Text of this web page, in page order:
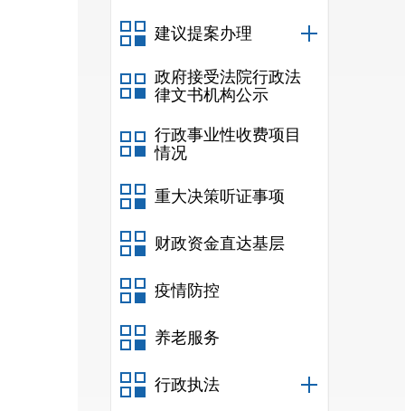
建议提案办理
政府接受法院行政法
律文书机构公示
行政事业性收费项目
情况
重大决策听证事项
财政资金直达基层
疫情防控
养老服务
行政执法